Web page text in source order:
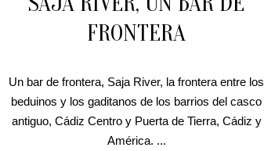
FRONTERA
Un bar de frontera, Saja River, la frontera entre los
beduinos y los gaditanos de los barrios del casco
antiguo, Cádiz Centro y Puerta de Tierra, Cádiz y
América. ...